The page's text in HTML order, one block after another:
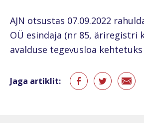
AJN otsustas 07.09.2022
OÜ esindaja (nr 85, äriregistri
avalduse tegevusloa
Jaga artiklit: